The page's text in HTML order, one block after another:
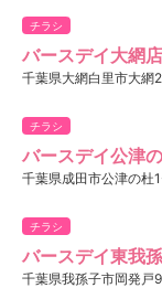
チラシ
バースデイ大網店
千葉県大網白里市大網
チラシ
バースデイ公津
千葉県成田市公津の杜
チラシ
バースデイ東我
千葉県我孫子市岡発戸